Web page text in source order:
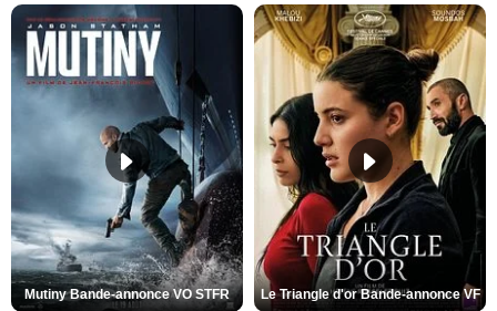
Mutiny Bande-annonce VO STFR Le Triangle d'or Bande-annonce VF